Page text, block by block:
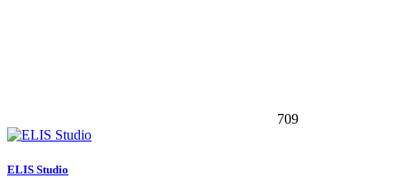
709
ELIS Studio